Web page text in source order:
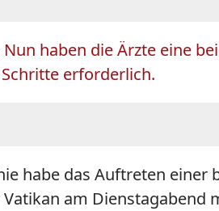
haben die Ärzte eine
erforderlich.
habe das Auftreten einer
am